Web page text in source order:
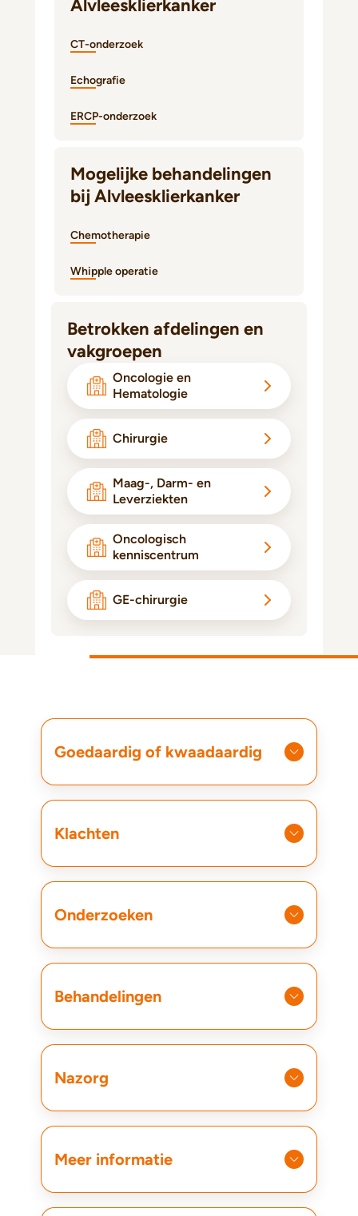
Alvleesklierkanker
CT-onderzoek
Echografie
ERCP-onderzoek
Mogelijke behandelingen
bij Alvleesklierkanker
Chemotherapie
Whipple operatie
Betrokken afdelingen en
vakgroepen
Oncologie en
Hematologie
Chirurgie
Maag-, Darm- en
Leverziekten
Oncologisch
kenniscentrum
GE-chirurgie
Goedaardig of kwaadaardig
Klachten
Onderzoeken
Behandelingen
Nazorg
Meer informatie